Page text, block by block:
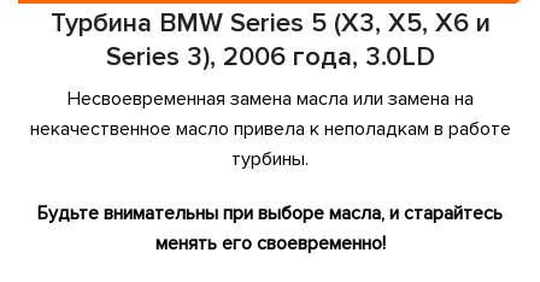
Турбина BMW Series 5 (X3, X5, X6 и
Series 3), 2006 года, 3.0LD
Несвоевременная замена масла или замена на
некачественное масло привела к неполадкам в работе
турбины.
Будьте внимательны при выборе масла, и старайтесь
менять его своевременно!